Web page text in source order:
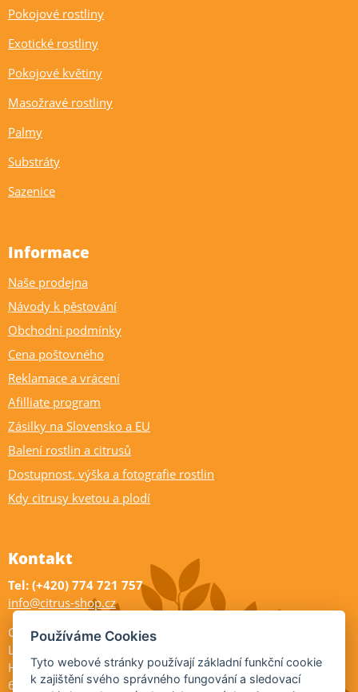
Pokojové rostliny
Exotické rostliny
Pokojové květiny
Masožravé rostliny
Palmy
Substráty
Sazenice
Informace
Naše prodejna
Návody k pěstování
Obchodní podmínky
Cena poštovného
Reklamace a vrácení
Afilliate program
Zásilky na Slovensko a EU
Balení rostlin a citrusů
Dostupnost, výška a fotografie rostlin
Kdy citrusy kvetou a plodí
Kontakt
Tel: (+420) 774 721 757
info@citrus-shop.cz
Citrus shop zahradnictví
Legionářů 2
Hodonín
695 01
Používáme Cookies
Tyto webové stránky používají základní funkční cookie
k zajištění svého správného fungování a sledovací